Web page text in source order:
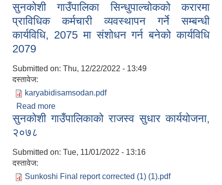
कारवाही किनारा गर्दा अपनाउनु पर्ने कार्यविधिका सम्बन्धमा
बनेको विधेयक २०७४
सुनकोशी गाउँपालिका सिन्धुपाल्चोकको करारमा
प्राविधिक कर्मचारी व्यवस्थापन गर्ने सम्बन्धी
कार्यविधि, 2075 मा संशोधन गर्न बनेको कार्यविधि
2079
Submitted on: Thu, 12/22/2022 - 13:49
दस्तावेज:
karyabidisamsodan.pdf
Read more
प्राविधिक कर्मचारी व्यवस्थापन गर्ने सम्बन्धी कार्यविधि, 2075
सुनकोशी गाउँपालिकाको राजस्व सुधार कार्ययोजना,
२०७८
Submitted on: Tue, 11/01/2022 - 13:16
दस्तावेज:
Sunkoshi Final report corrected (1) (1).pdf